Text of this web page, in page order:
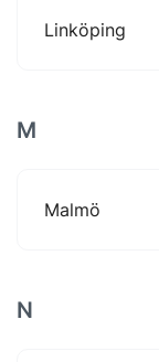
Linköping
M
Malmö
N